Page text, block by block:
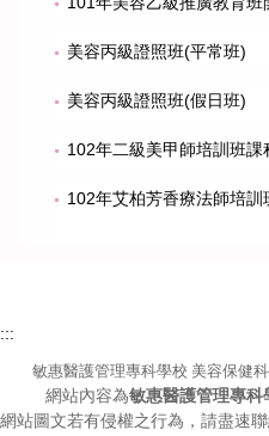
美容丙級證照班(平常班)
美容丙級證照班(假日班)
102年二級美甲師培訓班課
102年艾柏芳香療法師培訓
:::
敏惠醫護管理專科學校 美容保健
網站內容為敏惠醫護管理專科
網站圖文若有侵權之行為，請盡速